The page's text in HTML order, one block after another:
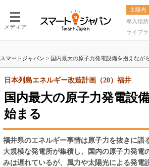
メディア
太陽光
導入場所
ライブラ
スマートジャパン > 国内最大の原子力発電設備を抱えなが
国内最大の原子力発電設
始まる
日本列島エネルギー改造計画（20）福井
福井県のエネルギー事情は原子力を抜きに語
大規模な発電所が集積し、国内の原子力発電
みは遅れているが、風力や太陽光による発電